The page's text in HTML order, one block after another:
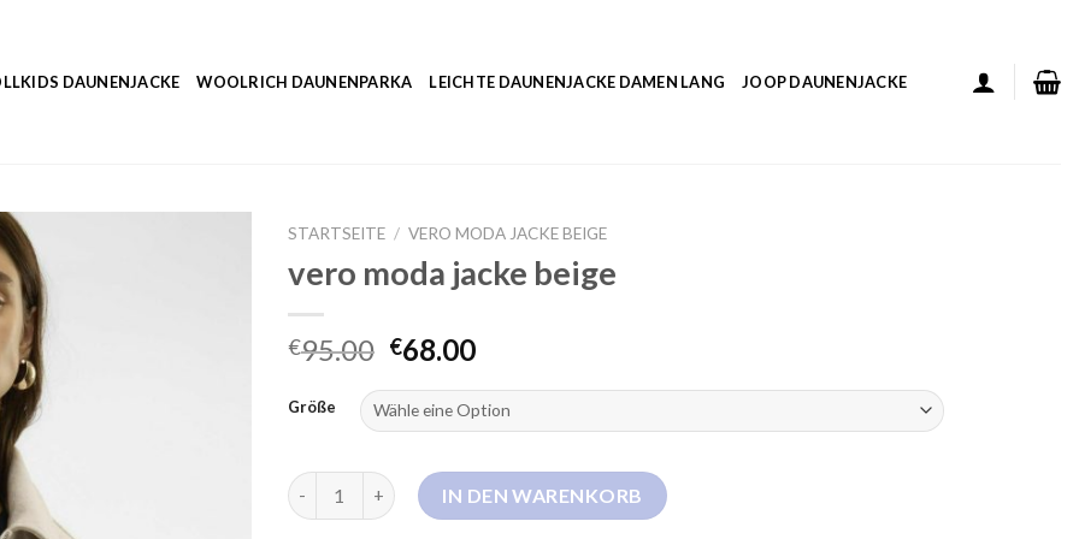
DAUNENJACKE WOOLRICH DAUNENPARKA LEICHTE DAUNENJACKE DAMEN LANG JOOP DAUNENJACKE
STARTSEITE / VERO MODA JACKE BEIGE
vero moda jacke beige
€95.00 €68.00
Größe
vero moda jacke beige MengeIN DEN WARENKORB